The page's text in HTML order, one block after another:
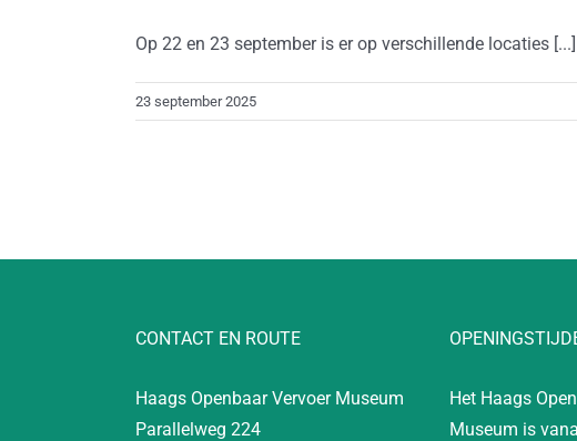
Op 22 en 23 september is er op verschillende locaties [...]
23 september 2025
CONTACT EN ROUTE
Haags Openbaar Vervoer Museum
Parallelweg 224
Het Haags
Museum is